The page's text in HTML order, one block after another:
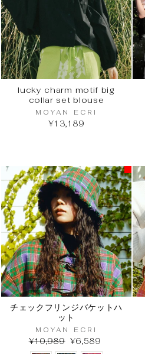
lucky charm motif big
collar set blouse
MOYAN ECRI
¥13,189
チェックフリンジバケットハ
ット
MOYAN ECRI
¥10,989 ¥6,589